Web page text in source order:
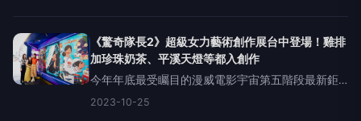
亮相！首支精采預告與海報首度公開，2024年暑期
強檔見分曉。《
《驚奇隊長2》超級女力藝術創作展台中登場！雞排
加珍珠奶茶、平溪天燈等都入創作
今年年底最受矚目的漫威電影宇宙第五階段最新鉅
作《驚奇隊長2》，除了全新英雄勢力之外，最令人
2023-10-25